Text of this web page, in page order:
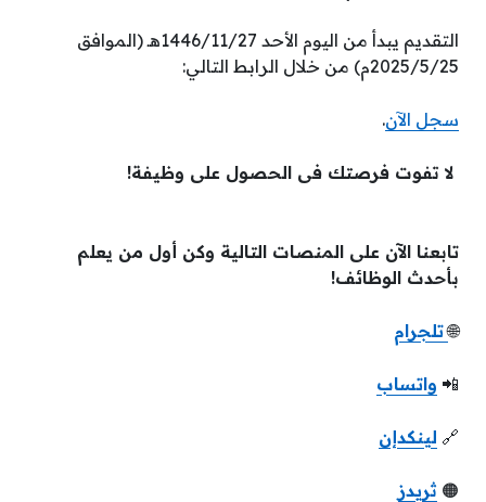
التقديم يبدأ من اليوم الأحد 1446/11/27هـ (الموافق
2025/5/25م) من خلال الرابط التالي:
سجل الآن.
لا تفوت فرصتك فى الحصول على وظيفة!
تابعنا الآن على المنصات التالية وكن أول من يعلم
بأحدث الوظائف!
🌐 تلجرام
📲 واتساب
🔗 لينكدإن
🟠 ثريدز